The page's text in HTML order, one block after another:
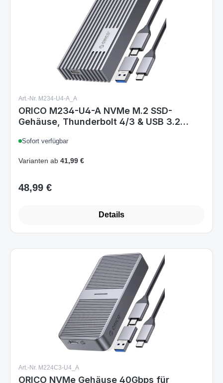
Art.-Nr. M234-U4-A_A
ORICO M234-U4-A NVMe M.2 SSD-
Gehäuse, Thunderbolt 4/3 & USB 3.2
2280 M-Key/B+M, bis 2800 MB/s, Grau
Sofort verfügbar
Varianten ab 41,99 €
Regulärer Preis:
48,99 €
Details
Art.-Nr. M224C3-U4_A
ORICO NVMe Gehäuse 40Gbps für